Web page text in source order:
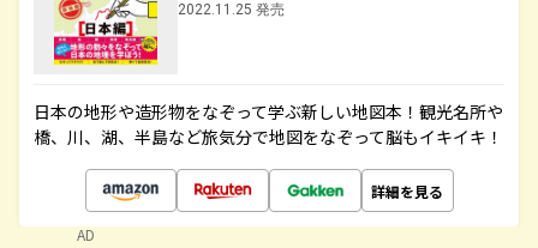
2022.11.25 発売
日本の地形や造形物をなぞって学ぶ新しい地図本！観光名所や
橋、川、湖、半島など旅気分で地図をなぞって脳もイキイキ！
詳細を見る
AD